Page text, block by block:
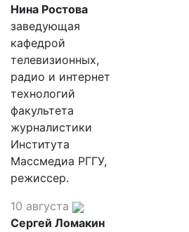
Нина Ростова
заведующая
кафедрой
телевизионных,
радио и интернет
технологий
факультета
журналистики
Института
Массмедиа РГГУ,
режиссер.
10 августа
Сергей Ломакин